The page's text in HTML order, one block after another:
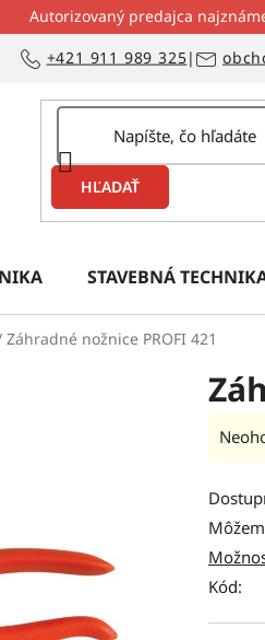
Autorizovaný predajca
+421 911 989 325|
HĽADAŤ
STAVEBNÁ
Záhradné nožnice PROFI 421
je
0,0
z
5
Kód: